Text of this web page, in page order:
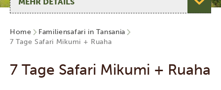
Home
Familiensafari in Tansania
7 Tage Safari Mikumi + Ruaha
7 Tage Safari Mikumi + Ruaha